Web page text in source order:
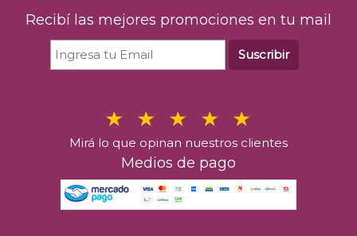
Recibí las mejores promociones en tu mail
Suscribir
Mirá lo que opinan nuestros clientes
Medios de pago